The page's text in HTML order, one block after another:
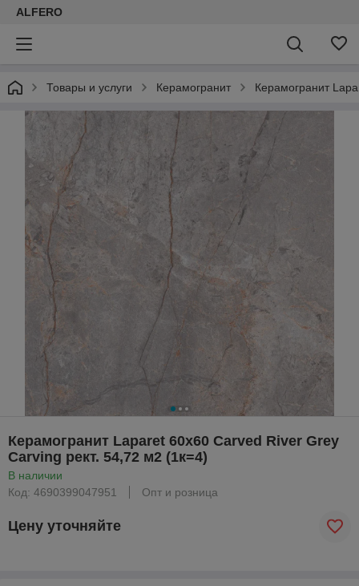
ALFERO
Товары и услуги Керамогранит Керамогранит
Керамогранит Laparet 60x60 Carved River Grey
Carving рект. 54,72 м2 (1к=4)
В наличии
Код: 4690399047951
Опт и розница
Цену уточняйте